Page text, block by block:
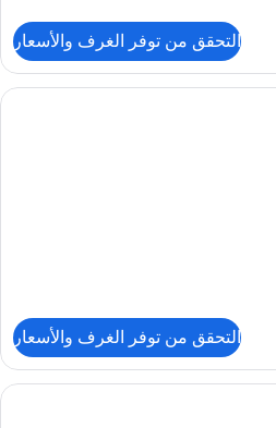
التحقق من توفر الغرف والأسعار
أغطية فراش متميزة وأسرّة بطبقة علوية
التحقق من توفر الغرف والأسعار
أغطية فراش متميزة وأسرّة بطبقة علوية